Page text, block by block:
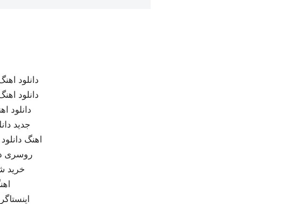
دانلود
دانلود
دانلود
جدید
اهنگ
روسری
خرید